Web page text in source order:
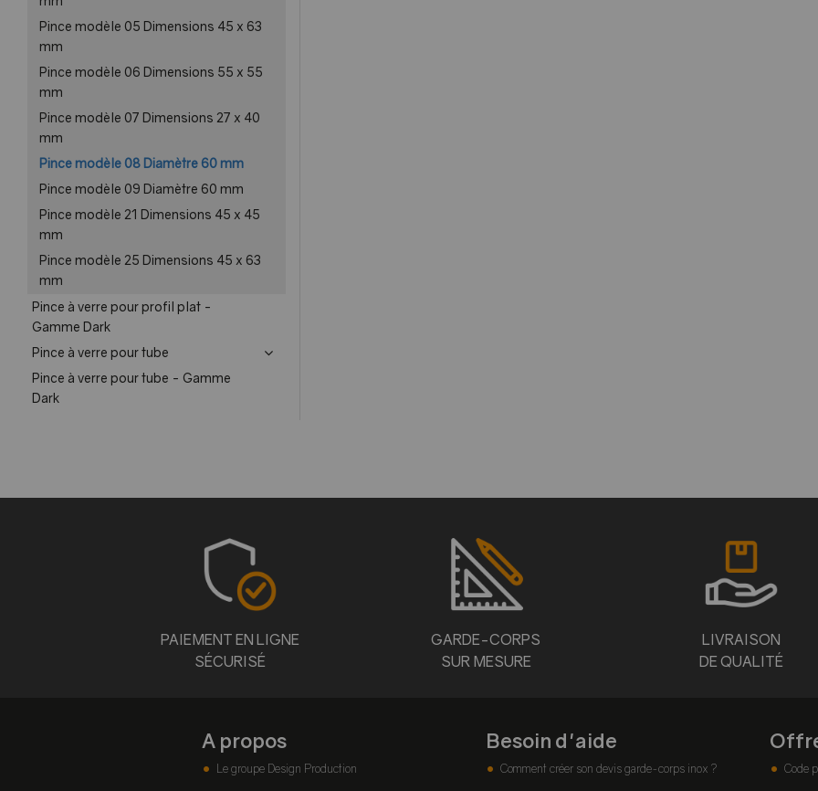
Pince modèle 05 Dimensions 45 x 63
mm
Pince modèle 06 Dimensions 55 x 55
mm
Pince modèle 07 Dimensions 27 x 40
mm
Pince modèle 08 Diamètre 60 mm
Pince modèle 09 Diamètre 60 mm
Pince modèle 21 Dimensions 45 x 45
mm
Pince modèle 25 Dimensions 45 x 63
mm
Pince à verre pour profil plat -
Gamme Dark
Pince à verre pour tube
Pince à verre pour tube - Gamme
Dark
PAIEMENT EN LIGNE
SÉCURISÉ
GARDE-CORPS
SUR MESURE
LIVRAISON
DE QUALITÉ
A propos
Le groupe Design Production
Besoin d'aide
Comment créer son devis garde-corps inox ?
Code